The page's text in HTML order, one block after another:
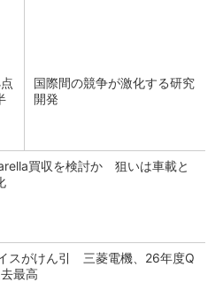
国際間の競争が激化する研究
開発
買収を検討か 狙いは車載と
スがけん引 三菱電機、26年度Q
最高